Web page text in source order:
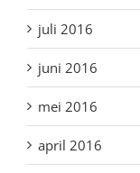
juli 2016
juni 2016
mei 2016
april 2016